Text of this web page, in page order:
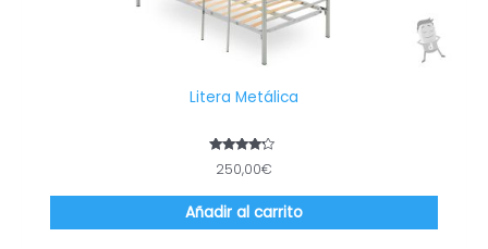
Litera Metálica
Valorado
con
de 5
250,00€
Añadir al carrito